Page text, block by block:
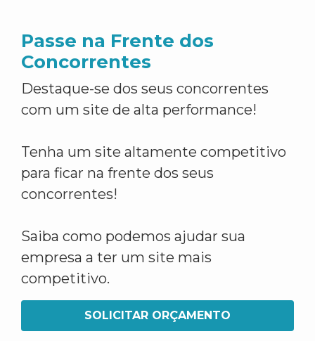
Passe na Frente dos
Concorrentes
Destaque-se dos seus concorrentes
com um site de alta performance!
Tenha um site altamente competitivo
para ficar na frente dos seus
concorrentes!
Saiba como podemos ajudar sua
empresa a ter um site mais
competitivo.
SOLICITAR ORÇAMENTO